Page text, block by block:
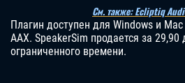
См. также: Ecliptiq
Плагин доступен для Windows и
AAX. SpeakerSim продается за
ограниченного времени.